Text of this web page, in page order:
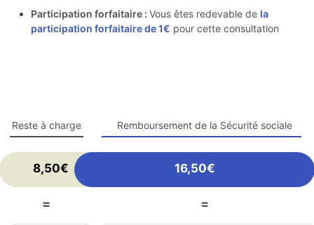
Participation forfaitaire : Vous êtes redevable de la
participation forfaitaire de 1€ pour cette consultation
Reste à charge Remboursement de la Sécurité sociale
8,50€ 16,50€
= =